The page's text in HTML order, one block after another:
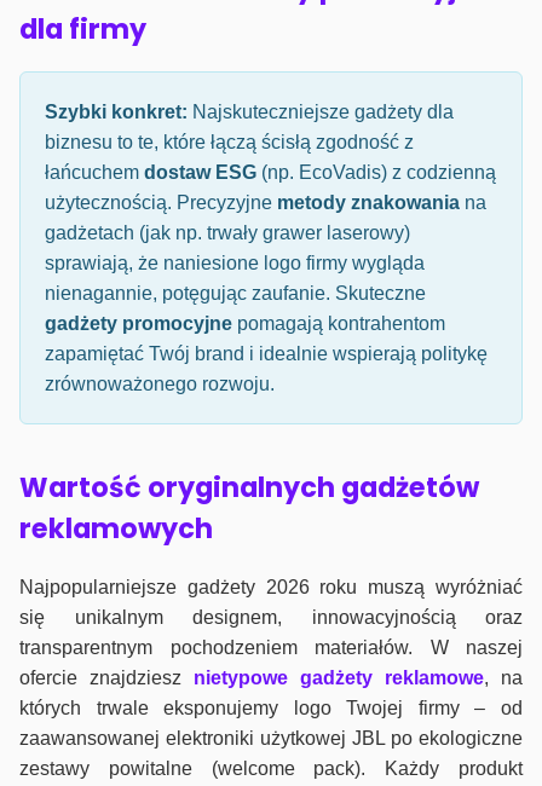
dla firmy
Szybki konkret: Najskuteczniejsze gadżety dla
biznesu to te, które łączą ścisłą zgodność z
łańcuchem dostaw ESG (np. EcoVadis) z codzienną
użytecznością. Precyzyjne metody znakowania na
gadżetach (jak np. trwały grawer laserowy)
sprawiają, że naniesione logo firmy wygląda
nienagannie, potęgując zaufanie. Skuteczne
gadżety promocyjne pomagają kontrahentom
zapamiętać Twój brand i idealnie wspierają politykę
zrównoważonego rozwoju.
Wartość oryginalnych gadżetów
reklamowych
Najpopularniejsze gadżety 2026 roku muszą wyróżniać
się unikalnym designem, innowacyjnością oraz
transparentnym pochodzeniem materiałów. W naszej
ofercie znajdziesz nietypowe gadżety reklamowe, na
których trwale eksponujemy logo Twojej firmy – od
zaawansowanej elektroniki użytkowej JBL po ekologiczne
zestawy powitalne (welcome pack). Każdy produkt